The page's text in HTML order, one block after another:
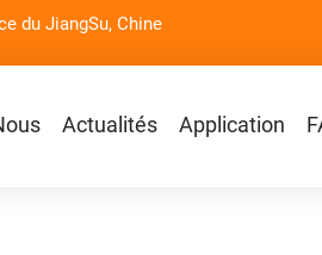
du JiangSu, Chine
Actualités Application